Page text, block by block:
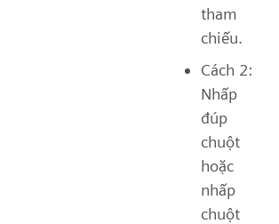
tham
chiếu.
Cách 2:
Nhấp
đúp
chuột
hoặc
nhấp
chuột